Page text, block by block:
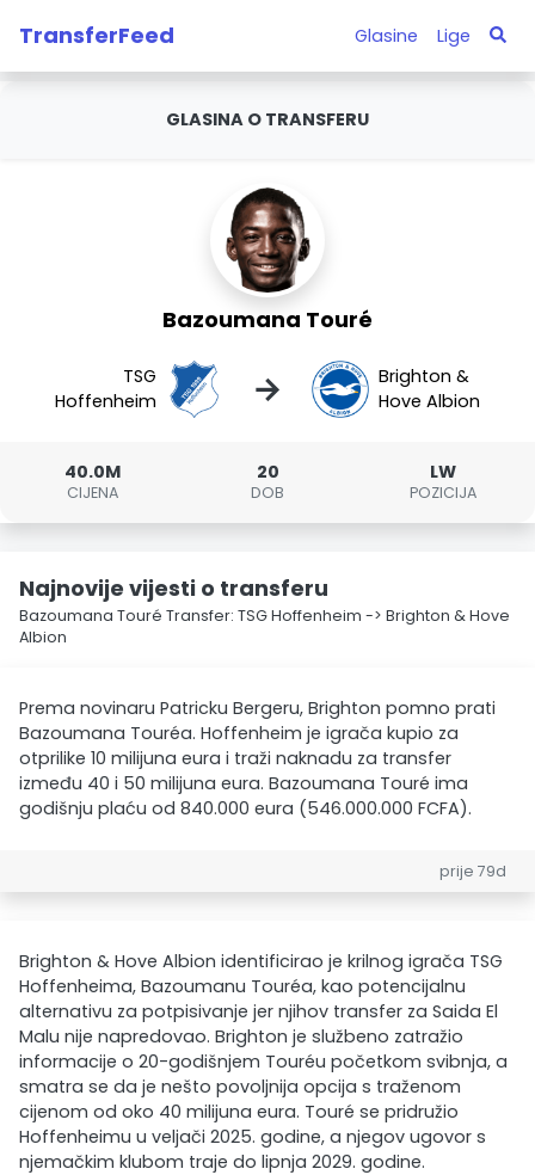
TransferFeed Glasine Lige
GLASINA O TRANSFERU
Bazoumana Touré
TSG
Hoffenheim
→
Brighton &
Hove Albion
40.0M
CIJENA
20
DOB
LW
POZICIJA
Najnovije vijesti o transferu
Bazoumana Touré Transfer: TSG Hoffenheim -> Brighton & Hove
Albion
Prema novinaru Patricku Bergeru, Brighton pomno prati
Bazoumana Touréa. Hoffenheim je igrača kupio za
otprilike 10 milijuna eura i traži naknadu za transfer
između 40 i 50 milijuna eura. Bazoumana Touré ima
godišnju plaću od 840.000 eura (546.000.000 FCFA).
prije 79d
Brighton & Hove Albion identificirao je krilnog igrača TSG
Hoffenheima, Bazoumanu Touréa, kao potencijalnu
alternativu za potpisivanje jer njihov transfer za Saida El
Malu nije napredovao. Brighton je službeno zatražio
informacije o 20-godišnjem Touréu početkom svibnja, a
smatra se da je nešto povoljnija opcija s traženom
cijenom od oko 40 milijuna eura. Touré se pridružio
Hoffenheimu u veljači 2025. godine, a njegov ugovor s
njemačkim klubom traje do lipnja 2029. godine.